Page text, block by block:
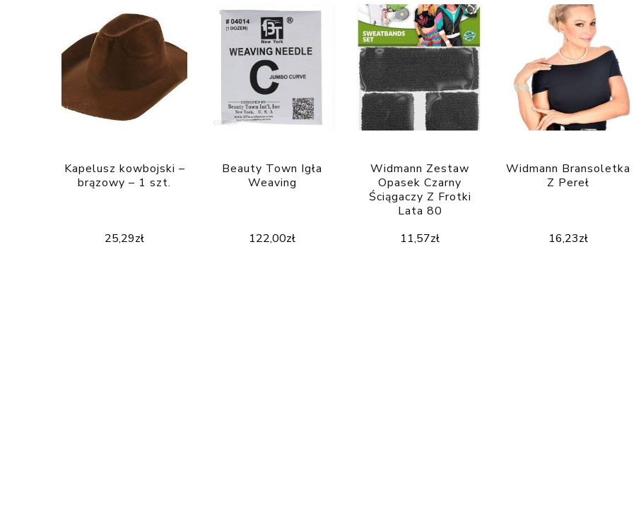
Kapelusz kowbojski –
brązowy – 1 szt.
25,29zł
Beauty Town Igła
Weaving
122,00zł
Widmann Zestaw
Opasek Czarny
Ściągaczy Z Frotki
Lata 80
11,57zł
Widmann Bransoletka
Z Pereł
16,23zł